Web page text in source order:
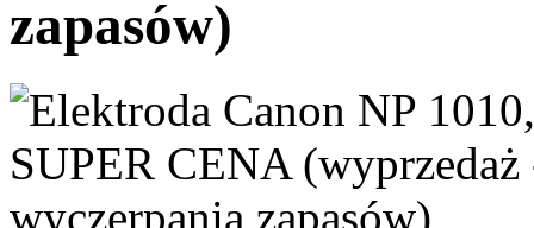
zapasów)